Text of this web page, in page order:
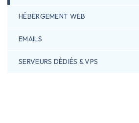
HÉBERGEMENT WEB
EMAILS
SERVEURS DÉDIÉS & VPS